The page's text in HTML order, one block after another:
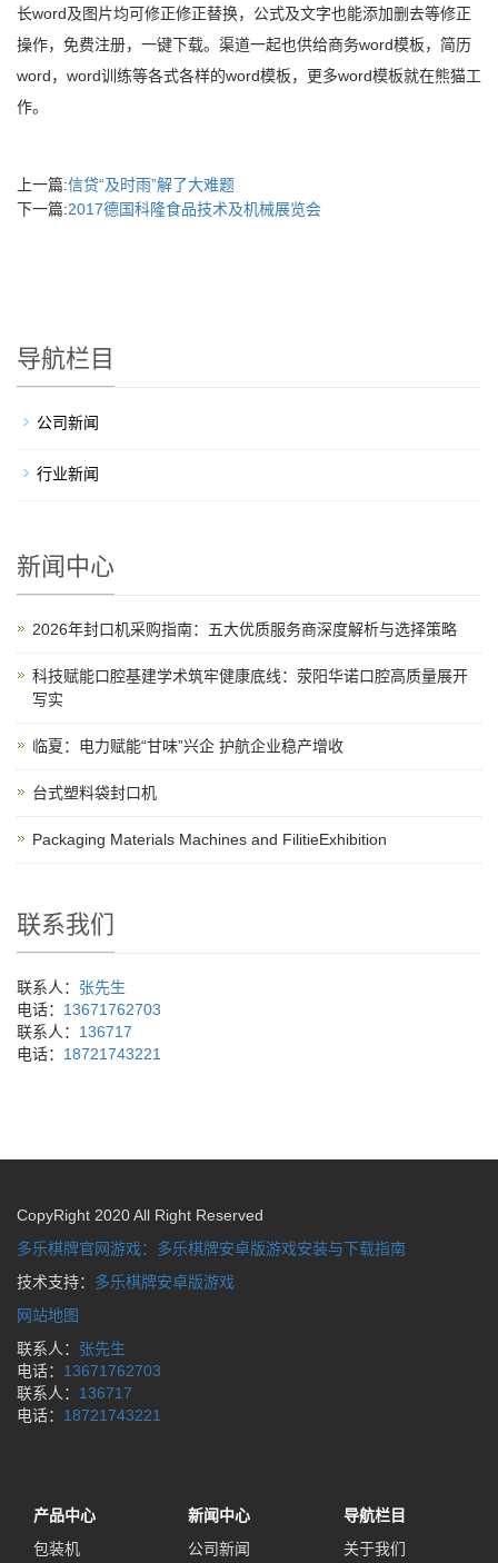
长word及图片均可修正修正替换，公式及文字也能添加删去等修正
操作，免费注册，一键下载。渠道一起也供给商务word模板，简历
word，word训练等各式各样的word模板，更多word模板就在熊猫工
作。
上一篇:信贷“及时雨”解了大难题
下一篇:2017德国科隆食品技术及机械展览会
导航栏目
公司新闻
行业新闻
新闻中心
2026年封口机采购指南：五大优质服务商深度解析与选择策略
科技赋能口腔基建学术筑牢健康底线：荥阳华诺口腔高质量展开
写实
临夏：电力赋能“甘味”兴企 护航企业稳产增收
台式塑料袋封口机
Packaging Materials Machines and FilitieExhibition
联系我们
联系人： 张先生
电话： 13671762703
联系人： 136717
电话： 18721743221
CopyRight 2020 All Right Reserved
多乐棋牌官网游戏：多乐棋牌安卓版游戏安装与下载指南
技术支持： 多乐棋牌安卓版游戏
网站地图
联系人： 张先生
电话： 13671762703
联系人： 136717
电话： 18721743221
产品中心
包装机
新闻中心
公司新闻
导航栏目
关于我们